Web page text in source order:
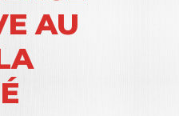
AU